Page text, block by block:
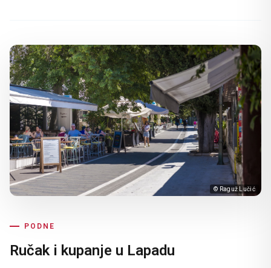
PODNE
Ručak i kupanje u Lapadu
© Raguž Lučić